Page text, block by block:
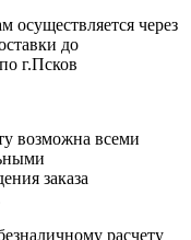
через
до
г.Псков
возможна всеми
заказа
расчету